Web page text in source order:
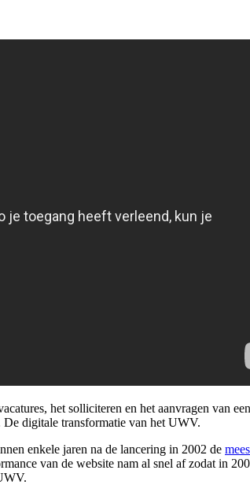
het solliciteren en het aanvragen van
digitale transformatie van het UWV.
enkele jaren na de lancering in 2002 de
van de website nam al snel af zodat in